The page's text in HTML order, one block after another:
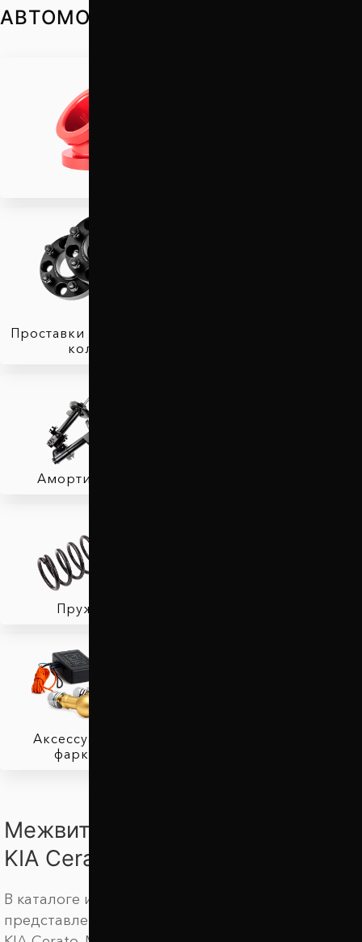
АВТОМОБИЛЬ
Проставки для вылета
колес
Амортизаторы
Пружины
Аксессуары для
фаркопов
Межвитковые проставки для
KIA Cerato
В каталоге интернет магазина Автопроставка
представлены амортизирующие подушки для